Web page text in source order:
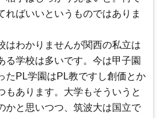
ればいいというものではありま
はわかりませんが関西の私立は
る学校は多いです。今は甲子園
たPL学園はPL教ですし創価とか
もあります。大学もそういうと
かと思いつつ、筑波大は国立で